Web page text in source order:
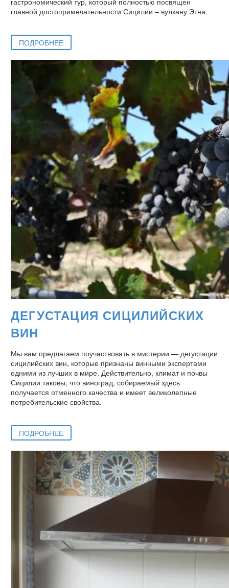
главной достопримечательности Сицилии – вулкану Этна.
ПОДРОБНЕЕ
ДЕГУСТАЦИЯ СИЦИЛИЙСКИХ
ВИН
Мы вам предлагаем поучаствовать в мистерии — дегустации
сицилийских вин, которые признаны винными экспертами
одними из лучших в мире. Действительно, климат и почвы
Сицилии таковы, что виноград, собираемый здесь
получается отменного качества и имеет великолепные
потребительские свойства.
ПОДРОБНЕЕ